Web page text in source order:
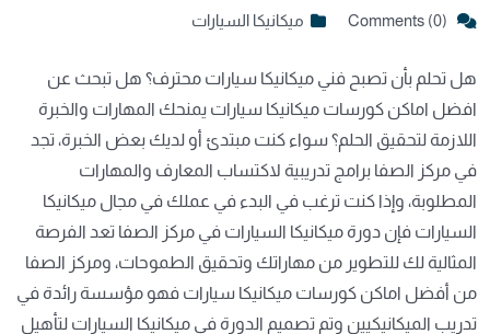
ميكانيكا السيارات
هل تحلم بأن تصبح فني ميكانيكا سيارات محترف؟ هل تبحث عن
افضل اماكن كورسات ميكانيكا سيارات يمنحك المهارات والخبرة
اللازمة لتحقيق الحلم؟ سواء كنت مبتدئ أو لديك بعض الخبرة، تجد
في مركز الصفا برامج تدريبية لاكتساب المعارف والمهارات
المطلوبة، وإذا كنت ترغب في البدء في عملك في مجال ميكانيكا
السيارات فإن دورة ميكانيكا السيارات في مركز الصفا تعد الفرصة
المثالية لك للتطوير من مهاراتك وتحقيق الطموحات، ومركز الصفا
من أفضل اماكن كورسات ميكانيكا سيارات فهو مؤسسة رائدة في
تدريب الميكانيكيين وتم تصميم الدورة في ميكانيكا السيارات لتأهيل